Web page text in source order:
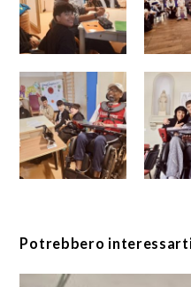
Potrebbero interessarti